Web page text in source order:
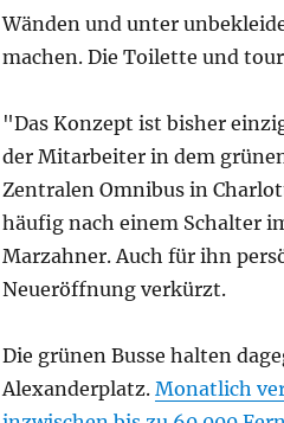
Wänden und unter
machen. Die Toilette und
"Das Konzept ist bisher
der Mitarbeiter in dem
Zentralen Omnibus in
häufig nach einem Schalter
Marzahner. Auch für ihn
Neueröffnung verkürzt.
Die grünen Busse halten
Alexanderplatz. Monatlich